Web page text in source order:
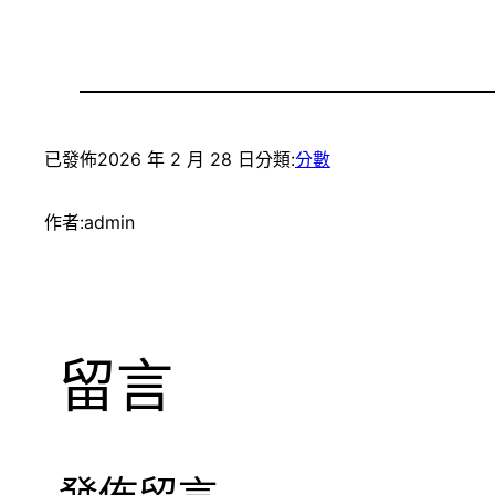
已發佈2026 年 2 月 28 日 分類:分數
作者:admin
留言